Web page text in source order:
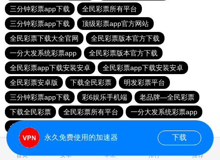
三分钟彩票app下载
全民彩票所有平台
三分钟彩票app下载
顶级彩票app官方网站
全民彩票下载大全官网
全民彩票版本官方下载
一分大发系统彩票app
全民彩票版本官方下载
全民彩票app下载安装安卓
全民彩票app下载安装安卓
全民彩票安卓版
下载全民彩票
明发彩票平台
三分钟彩票app下载
彩6娱乐手机端
老品牌—全民彩票
下载全民彩票
全民彩票所有平台
一分大发系统彩票app
全民彩票平台换了吗
首页 安卓 苹果 排行 推荐
永久免费使用的加速器 下载
0.023745s